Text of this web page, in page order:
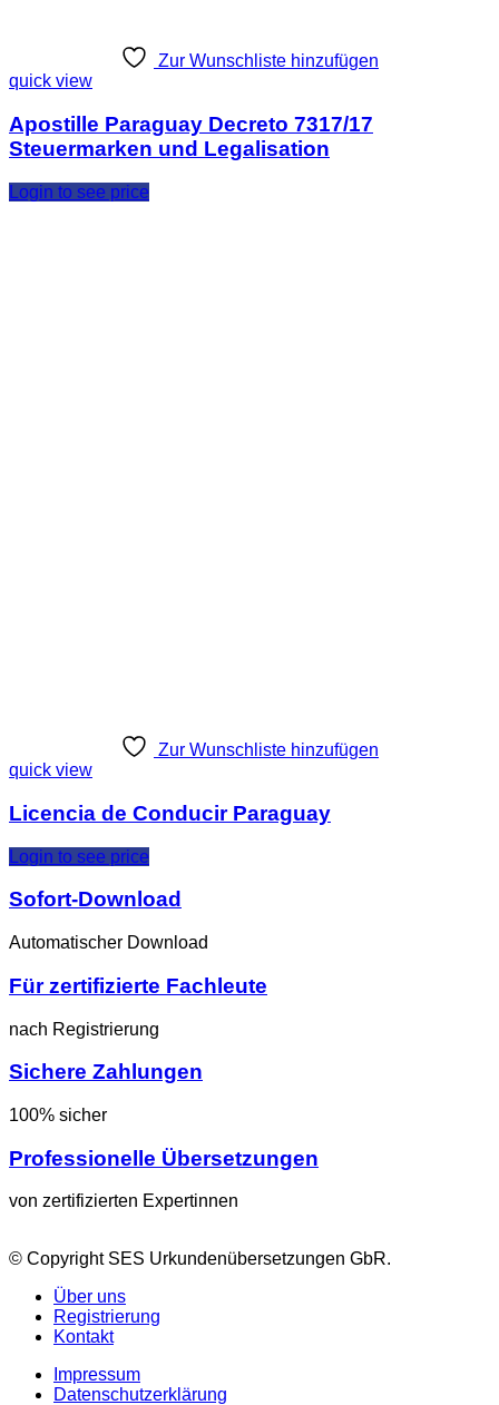
Zur Wunschliste hinzufügen
quick view
Apostille Paraguay Decreto 7317/17
Steuermarken und Legalisation
Login to see price
Zur Wunschliste hinzufügen
quick view
Licencia de Conducir Paraguay
Login to see price
Sofort-Download
Automatischer Download
Für zertifizierte Fachleute
nach Registrierung
Sichere Zahlungen
100% sicher
Professionelle Übersetzungen
von zertifizierten Expertinnen
© Copyright SES Urkundenübersetzungen GbR.
Über uns
Registrierung
Kontakt
Impressum
Datenschutzerklärung